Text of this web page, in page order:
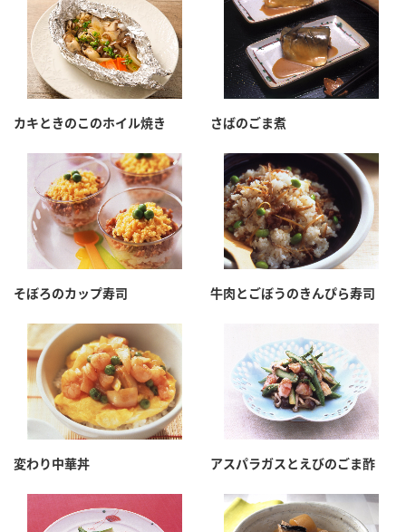
カキときのこのホイル焼き さばのごま煮
そぼろのカップ寿司 牛肉とごぼうのきんぴら寿司
変わり中華丼 アスパラガスとえびのごま酢